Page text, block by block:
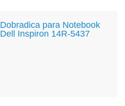
Dobradica para Notebook
Dell Inspiron 14R-5437